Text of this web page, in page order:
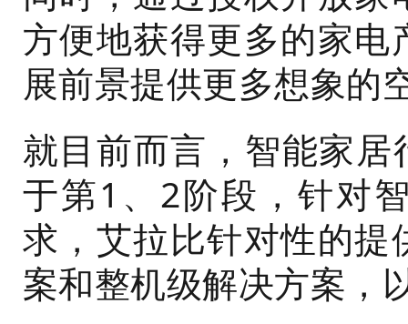
方便地获得更多的家
展前景提供更多想象的
就目前而言，智能家
于第1、2阶段，针对
求，艾拉比针对性的
案和整机级解决方案，